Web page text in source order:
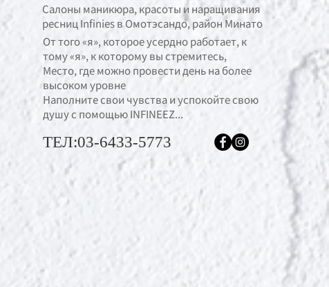
Салоны маникюра, красоты и наращивания
ресниц Infinies в Омотэсандо, район Минато
От того «я», которое усердно работает, к
тому «я», к которому вы стремитесь,
Место, где можно провести день на более
высоком уровне
Наполните свои чувства и успокойте свою
душу с помощью INFINEEZ...
ТЕЛ:03-6433-5773